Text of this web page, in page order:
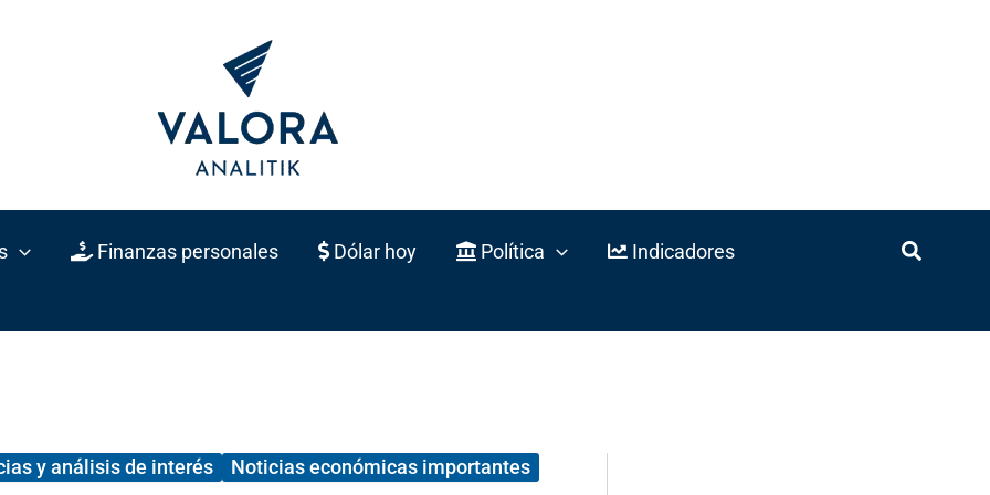
Finanzas personales Dólar hoy Política Indicadores
y análisis de interés
Noticias económicas importantes